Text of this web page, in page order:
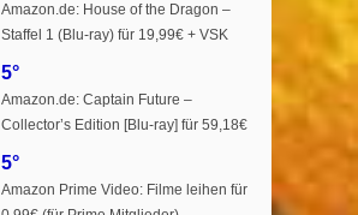
Amazon.de: House of the Dragon –
Staffel 1 (Blu-ray) für 19,99€ + VSK
5°
Amazon.de: Captain Future –
Collector’s Edition [Blu-ray] für 59,18€
5°
Amazon Prime Video: Filme leihen für